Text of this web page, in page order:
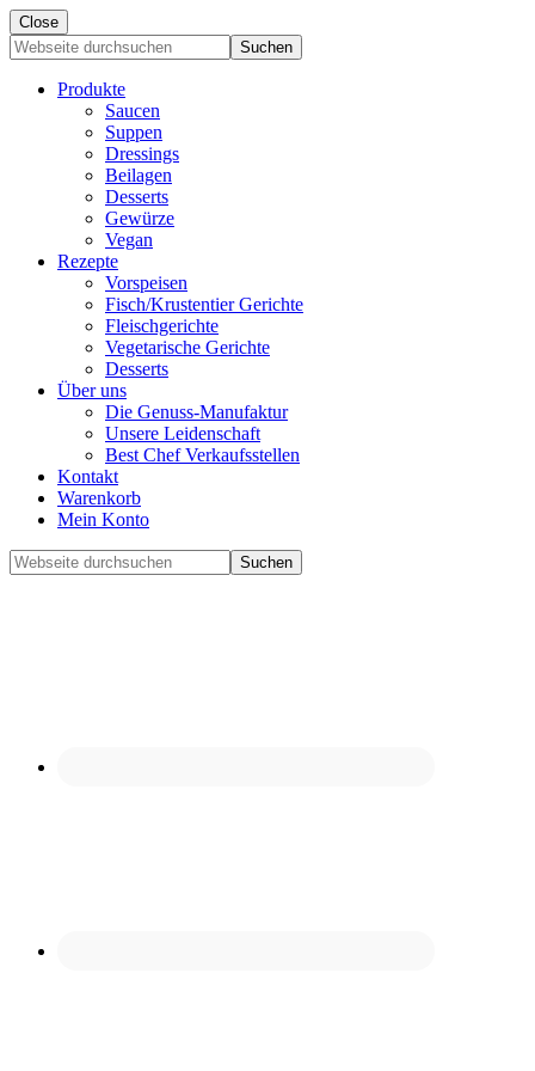
Close
Webseite
durchsuchen
Produkte
Saucen
Suppen
Dressings
Beilagen
Desserts
Gewürze
Vegan
Rezepte
Vorspeisen
Fisch/Krustentier Gerichte
Fleischgerichte
Vegetarische Gerichte
Desserts
Über uns
Die Genuss-Manufaktur
Unsere Leidenschaft
Best Chef Verkaufsstellen
Kontakt
Warenkorb
Mein Konto
Mobile
Webseite
durchsuchen